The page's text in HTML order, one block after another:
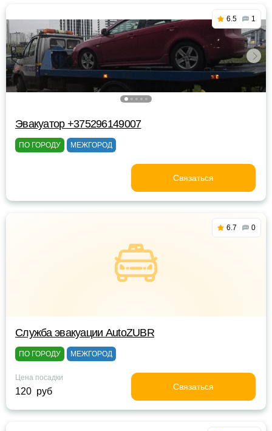
6.5 1
Эвакуатор +375296149007
ПО ГОРОДУ МЕЖГОРОД
Связаться
6.7 0
Служба эвакуации AutoZUBR
ПО ГОРОДУ МЕЖГОРОД
Цена посадки
120 руб Связаться